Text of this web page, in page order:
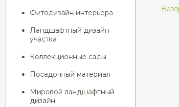
Фитодизайн интерьера
Ландшафтный дизайн
участка
Коллекционные сады
Посадочный материал
Мировой ландшафтный
дизайн